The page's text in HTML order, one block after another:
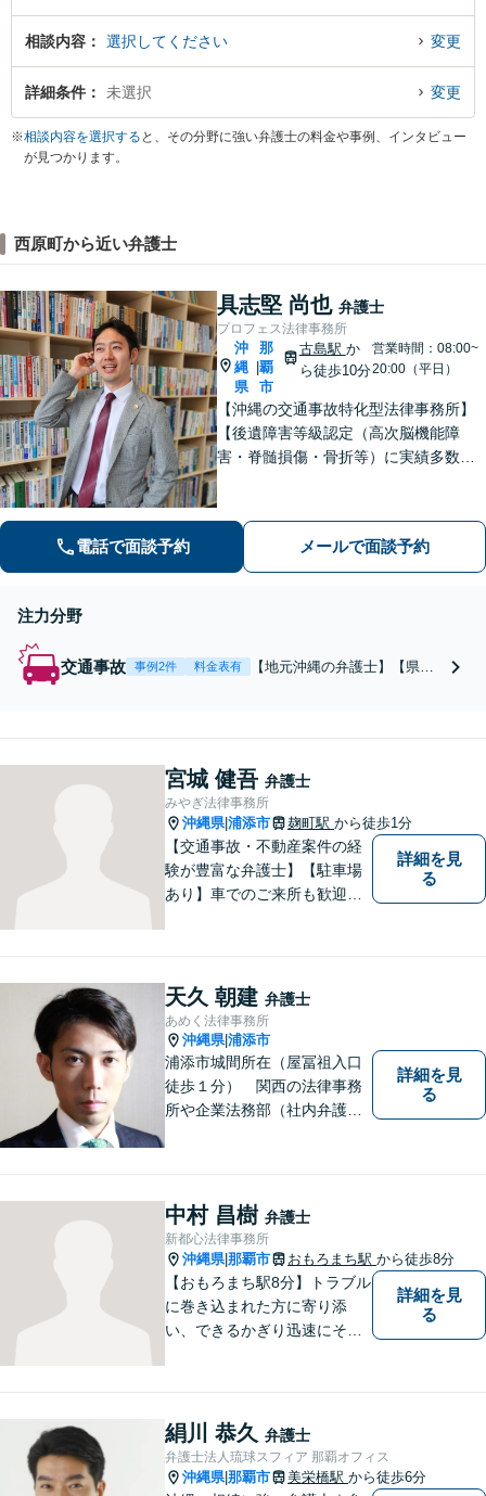
相談内容 選択してください 変更
詳細条件 未選択 変更
※相談内容を選択する と、その分野に強い弁護士の料金や事例、インタビュー
が見つかります。
西原町から近い弁護士
具志堅 尚也 弁護士
プロフェス法律事務所
沖
縄
県
|
那
覇
市
古島駅 か
ら徒歩10分
営業時間：08:00~
20:00（平日）
【沖縄の交通事故特化型法律事務所】
【後遺障害等級認定（高次脳機能障
害・脊髄損傷・骨折等）に実績多数】
県全域（離島含む）対応】【賠償金獲
得まで費用負担なし】【相談料・着手
金０円】
電話で面談予約 メールで面談予約
注力分野
交通事故 事例2件 料金表有
【地元沖縄の弁護士】【県外
説明】【賠償金獲得まで費用
はかかりません】【沖縄県全
域（離島含む）対応◎】
宮城 健吾 弁護士
みやぎ法律事務所
沖縄県|浦添市 麹町駅 から徒歩1分
【交通事故・不動産案件の経
験が豊富な弁護士】【駐車場
あり】車でのご来所も歓迎し
た提案をしていきたいと思っ
ています。【完全個室で相談
可】
詳細を見
る
天久 朝建 弁護士
あめく法律事務所
沖縄県|浦添市
浦添市城間所在（屋冨祖入口
徒歩１分） 関西の法律事務
所や企業法務部（社内弁護士
詳細を見
る
中村 昌樹 弁護士
新都心法律事務所
沖縄県|那覇市 おもろまち駅 から徒歩8分
【おもろまち駅8分】トラブル
に巻き込まれた方に寄り添
い、できるかぎり迅速にそし
婚、借金、相続、交通事故
等、生活上のトラブルがござ
いましたら、お気軽にご相談
詳細を見
る
絹川 恭久 弁護士
弁護士法人琉球スフィア 那覇オフィス
沖縄県|那覇市 美栄橋駅 から徒歩6分